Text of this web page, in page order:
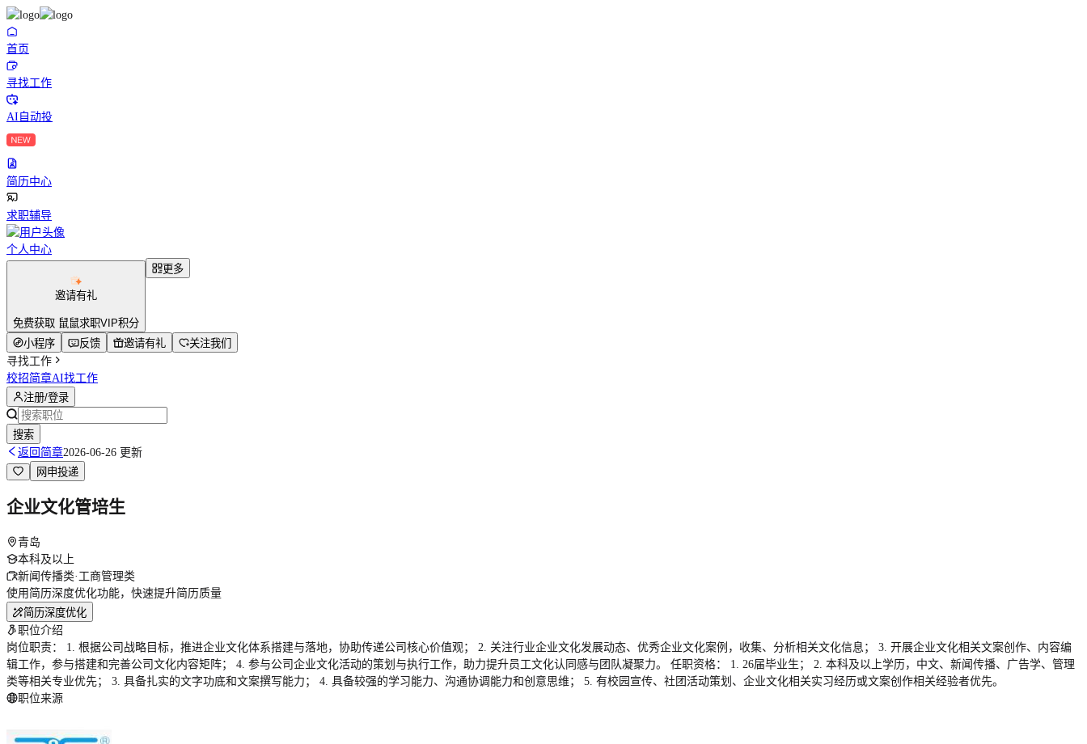
首页
寻找工作
AI自动投
简历中心
求职辅导
个人中心
邀请有礼
免费获取 鼠鼠求职VIP积分
更多
小程序 反馈 邀请有礼
关注我们
寻找工作
校招简章AI找工作
注册/登录
搜索
返回简章2026-06-26 更新
网申投递
企业文化管培生
青岛
本科及以上
新闻传播类·工商管理类
使用简历深度优化功能，快速提升简历质量
简历深度优化
职位介绍
岗位职责： 1. 根据公司战略目标，推进企业文化体系搭建与落地，协助传递公司核心价值观； 2. 关注行业企业文化发展动态、优秀企业文化案例，收集、分析相关文化信息； 3. 开展企业文化相关文案创作、内容编
辑工作，参与搭建和完善公司文化内容矩阵； 4. 参与公司企业文化活动的策划与执行工作，助力提升员工文化认同感与团队凝聚力。 任职资格： 1. 26届毕业生； 2. 本科及以上学历，中文、新闻传播、广告学、管理
类等相关专业优先； 3. 具备扎实的文字功底和文案撰写能力； 4. 具备较强的学习能力、沟通协调能力和创意思维； 5. 有校园宣传、社团活动策划、企业文化相关实习经历或文案创作相关经验者优先。
职位来源